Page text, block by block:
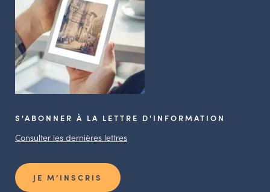
S'ABONNER À LA LETTRE D'INFORMATION
Consulter les dernières lettres
JE M’INSCRIS